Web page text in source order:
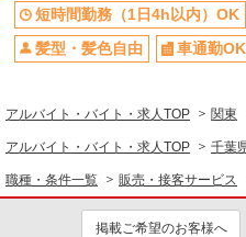
パート
マミープラス 西平井店
スーパーマ
＜パート
円〜 ★土曜
千葉県流山
キープ
短時間勤務（1日4h以内）OK
車通勤OK
社会保険あり
短時間勤務（1日4h以内）OK
髪型・髪色自由
車通勤OK
アルバイト・バイト・求人TOP 関東
アルバイト・バイト・求人TOP 千葉
職種・条件一覧 販売・接客サービス
掲載ご希望のお客様へ